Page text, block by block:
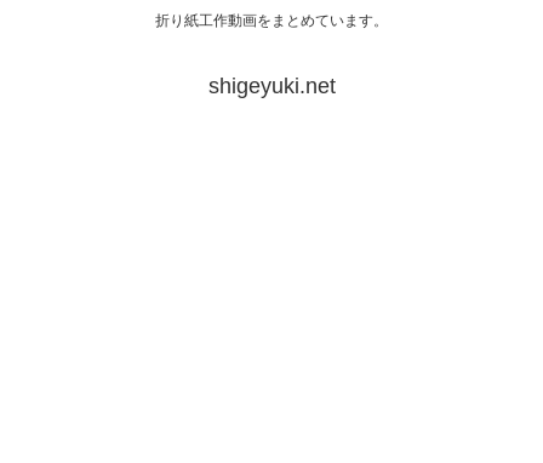
折り紙工作動画をまとめています。
shigeyuki.net